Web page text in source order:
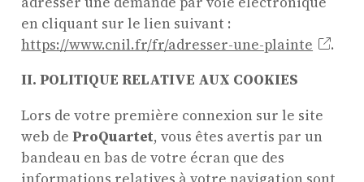
en cliquant sur le lien suivant :
https://www.cnil.fr/fr/adresser-une-plainte
.
II. POLITIQUE RELATIVE AUX COOKIES
Lors de votre première connexion sur le site
web deProQuartet, vous êtes avertis par un
bandeau en bas de votre écran que des
Actualités
Soutenir ProQuartet
Vidéos des masterclasses
CONTACT
NEWSLETTER
PETITES ANNONCES